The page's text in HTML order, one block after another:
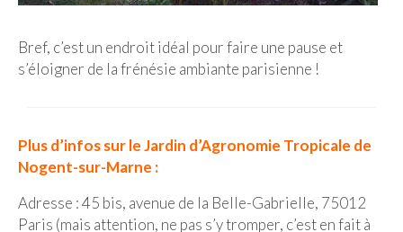
Bref, c’est un endroit idéal pour faire une pause et
s’éloigner de la frénésie ambiante parisienne !
Plus d’infos sur le Jardin d’Agronomie Tropicale de
Nogent-sur-Marne :
Adresse : 45 bis, avenue de la Belle-Gabrielle, 75012
Paris (mais attention, ne pas s’y tromper, c’est en fait à